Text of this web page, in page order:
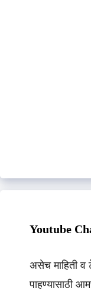
Youtube
असेच माहिती व
पाहण्यासाठी